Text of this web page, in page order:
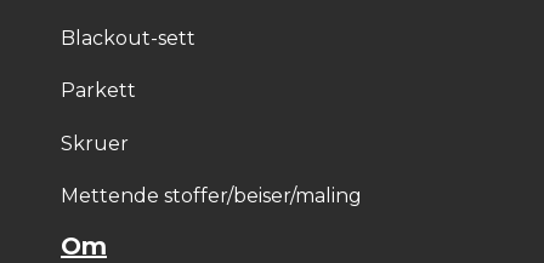
Blackout-sett
Parkett
Skruer
Mettende stoffer/beiser/maling
Om